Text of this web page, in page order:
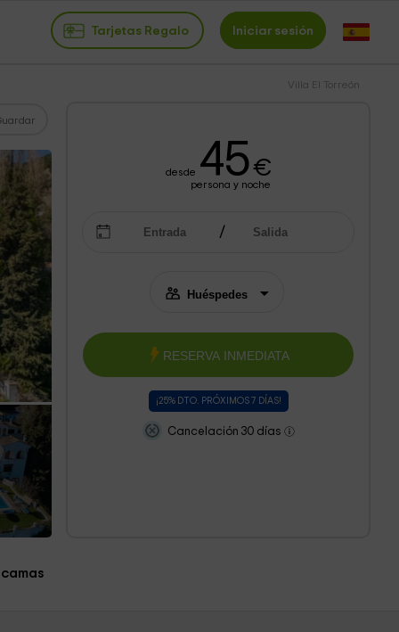
Tarjetas Regalo Iniciar sesión
Villa El Torreón
desde 45€
persona y noche
RESERVA INMEDIATA
¡25% DTO. PRÓXIMOS 7 DÍAS!
Cancelación 30 días
camas